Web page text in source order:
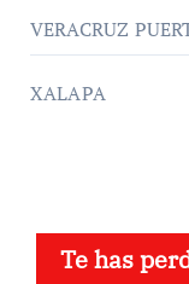
VERACRUZ
XALAPA
Te has